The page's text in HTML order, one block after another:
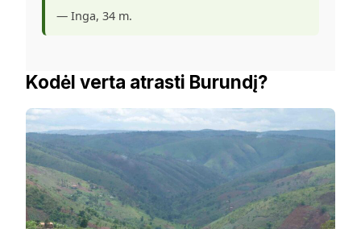
— Inga, 34 m.
Kodėl verta atrasti Burundį?